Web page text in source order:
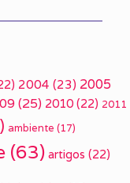
2004 (23) 2005
(25) 2010 (22) 2011
ambiente (17)
(63) artigos (22)